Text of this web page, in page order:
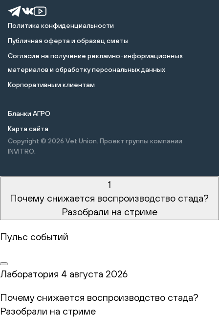
Политика конфиденциальности
Публичная оферта и образец сметы
Cогласие на получение рекламно-информационных
материалов и обработку персональных данных
Корпоративным клиентам
Бланки АГРО
Карта сайта
Copyright © 2026 Vet Union. Проект группы компании
INVITRO.
1
Почему снижается воспроизводство стада?
Разобрали на стриме
Пульс событий
Лаборатория 4 августа 2026
Почему снижается воспроизводство стада?
Разобрали на стриме